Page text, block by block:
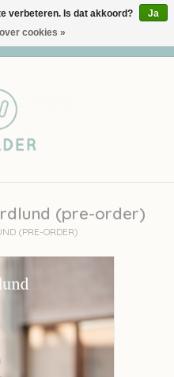
(pre-order)
(PRE-ORDER)
verbeteren. Is dat akkoord?
Ja
cookies »